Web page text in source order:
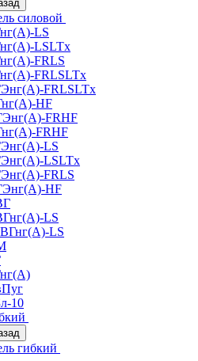
силовой
LS
LSLTx
FRLS
FRLSLTx
FRLSLTx
HF
FRHF
FRHF
LS
LSLTx
FRLS
HF
LS
LS
10
гибкий